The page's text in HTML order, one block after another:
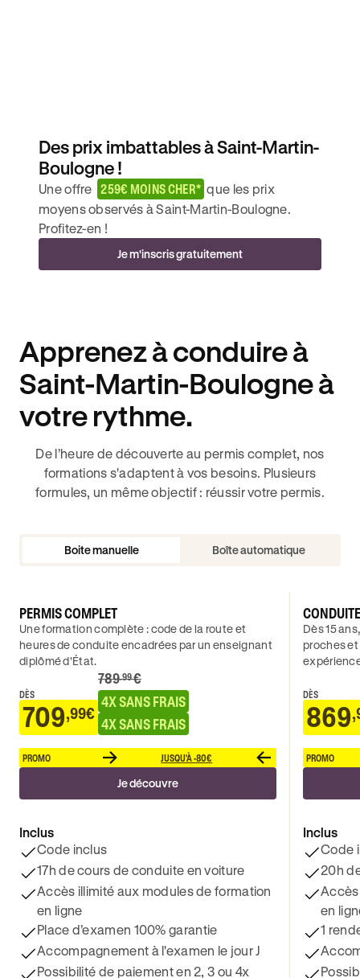
Des prix imbattables à Saint-Martin-
Boulogne !
Une offre 259€ MOINS CHER* que les prix
moyens observés à Saint-Martin-Boulogne.
Profitez-en !
Je m'inscris gratuitement
Apprenez à conduire à
Saint-Martin-Boulogne à
votre rythme.
De l’heure de découverte au permis complet, nos
formations s'adaptent à vos besoins. Plusieurs
formules, un même objectif : réussir votre permis.
Boite manuelle Boîte automatique
PERMIS COMPLET
Une formation complète : code de la route et
heures de conduite encadrées par un enseignant
diplômé d’État.
DÈS
709,99€
789 .99€
4X SANS FRAIS
4X SANS FRAIS
PROMO JUSQU'À -80€
Je découvre
Inclus
Code inclus
17h de cours de conduite en voiture
Accès illimité aux modules de formation
en ligne
Place d’examen 100% garantie
Accompagnement à l'examen le jour J
Possibilité de paiement en 2, 3 ou 4x
Dès 15
proches
DÈS
869
PROMO
Inclus
Code
20h
en
1